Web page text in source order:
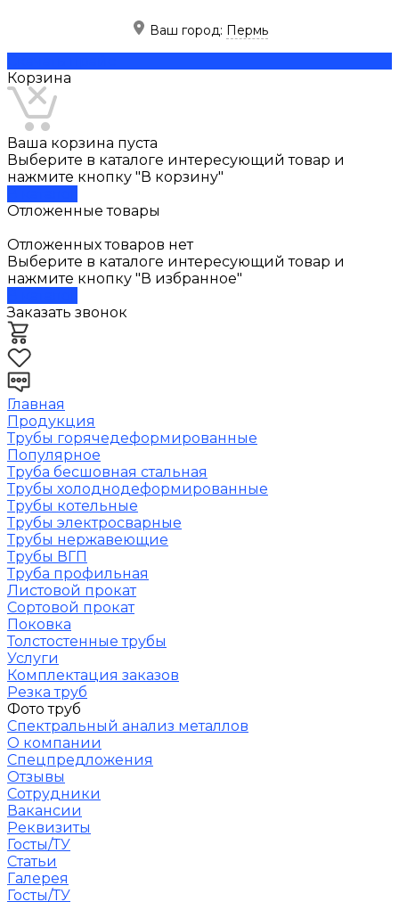
Ваш город: Пермь
Корзина
Ваша корзина пуста
Выберите в каталоге интересующий товар и
нажмите кнопку "В корзину"
Отложенные товары
Отложенных товаров нет
Выберите в каталоге интересующий товар и
нажмите кнопку "В избранное"
Заказать звонок
Главная
Продукция
Трубы горячедеформированные
Популярное
Труба бесшовная стальная
Трубы холоднодеформированные
Трубы котельные
Трубы электросварные
Трубы нержавеющие
Трубы ВГП
Труба профильная
Листовой прокат
Сортовой прокат
Поковка
Толстостенные трубы
Услуги
Комплектация заказов
Резка труб
Фото труб
Спектральный анализ металлов
О компании
Спецпредложения
Отзывы
Сотрудники
Вакансии
Реквизиты
Госты/ТУ
Статьи
Галерея
Госты/ТУ